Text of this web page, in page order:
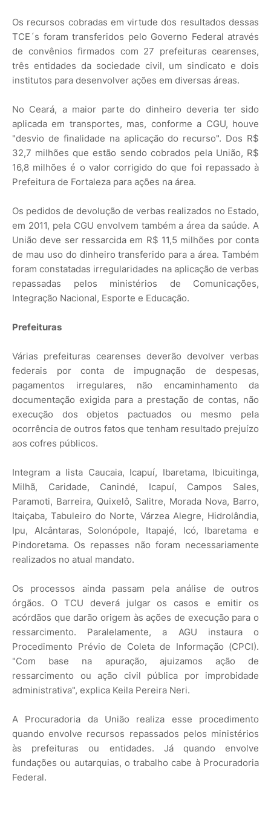
Os recursos cobradas em virtude dos resultados dessas
TCE´s foram transferidos pelo Governo Federal através
de convênios firmados com 27 prefeituras cearenses,
três entidades da sociedade civil, um sindicato e dois
institutos para desenvolver ações em diversas áreas.
No Ceará, a maior parte do dinheiro deveria ter sido
aplicada em transportes, mas, conforme a CGU, houve
"desvio de finalidade na aplicação do recurso". Dos R$
32,7 milhões que estão sendo cobrados pela União, R$
16,8 milhões é o valor corrigido do que foi repassado à
Prefeitura de Fortaleza para ações na área.
Os pedidos de devolução de verbas realizados no Estado,
em 2011, pela CGU envolvem também a área da saúde. A
União deve ser ressarcida em R$ 11,5 milhões por conta
de mau uso do dinheiro transferido para a área. Também
foram constatadas irregularidades na aplicação de verbas
repassadas pelos ministérios de Comunicações,
Integração Nacional, Esporte e Educação.
Prefeituras
Várias prefeituras cearenses deverão devolver verbas
federais por conta de impugnação de despesas,
pagamentos irregulares, não encaminhamento da
documentação exigida para a prestação de contas, não
execução dos objetos pactuados ou mesmo pela
ocorrência de outros fatos que tenham resultado prejuízo
aos cofres públicos.
Integram a lista Caucaia, Icapuí, Ibaretama, Ibicuitinga,
Milhã, Caridade, Canindé, Icapuí, Campos Sales,
Paramoti, Barreira, Quixelô, Salitre, Morada Nova, Barro,
Itaiçaba, Tabuleiro do Norte, Várzea Alegre, Hidrolândia,
Ipu, Alcântaras, Solonópole, Itapajé, Icó, Ibaretama e
Pindoretama. Os repasses não foram necessariamente
realizados no atual mandato.
Os processos ainda passam pela análise de outros
órgãos. O TCU deverá julgar os casos e emitir os
acórdãos que darão origem às ações de execução para o
ressarcimento. Paralelamente, a AGU instaura o
Procedimento Prévio de Coleta de Informação (CPCI).
"Com base na apuração, ajuizamos ação de
ressarcimento ou ação civil pública por improbidade
administrativa", explica Keila Pereira Neri.
A Procuradoria da União realiza esse procedimento
quando envolve recursos repassados pelos ministérios
às prefeituras ou entidades. Já quando envolve
fundações ou autarquias, o trabalho cabe à Procuradoria
Federal.